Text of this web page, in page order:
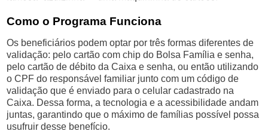
Como o Programa Funciona
Os beneficiários podem optar por três formas diferentes de
validação: pelo cartão com chip do Bolsa Família e senha,
pelo cartão de débito da Caixa e senha, ou então utilizando
o CPF do responsável familiar junto com um código de
validação que é enviado para o celular cadastrado na
Caixa. Dessa forma, a tecnologia e a acessibilidade andam
juntas, garantindo que o máximo de famílias possível possa
usufruir desse benefício.